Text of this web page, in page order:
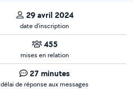
29 avril 2024
date d’inscription
455
mises en relation
27 minutes
délai de réponse aux messages